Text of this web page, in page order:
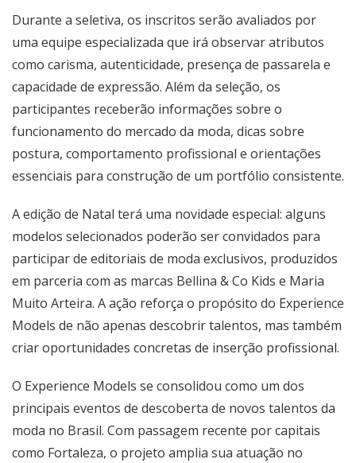
Durante a seletiva, os inscritos serão avaliados por
uma equipe especializada que irá observar atributos
como carisma, autenticidade, presença de passarela e
capacidade de expressão. Além da seleção, os
participantes receberão informações sobre o
funcionamento do mercado da moda, dicas sobre
postura, comportamento profissional e orientações
essenciais para construção de um portfólio consistente.
A edição de Natal terá uma novidade especial: alguns
modelos selecionados poderão ser convidados para
participar de editoriais de moda exclusivos, produzidos
em parceria com as marcas Bellina & Co Kids e Maria
Muito Arteira. A ação reforça o propósito do Experience
Models de não apenas descobrir talentos, mas também
criar oportunidades concretas de inserção profissional.
O Experience Models se consolidou como um dos
principais eventos de descoberta de novos talentos da
moda no Brasil. Com passagem recente por capitais
como Fortaleza, o projeto amplia sua atuação no